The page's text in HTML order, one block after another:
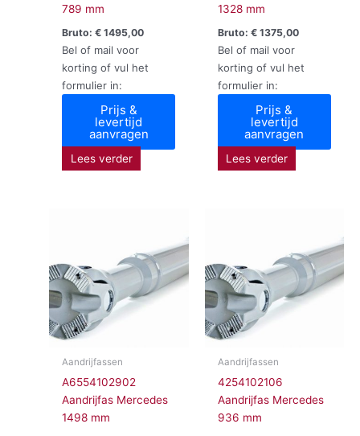
789 mm
Bruto:€ 1495,00
Bel of mail voor
korting of vul het
formulier in:
Prijs &
levertijd
aanvragen
Lees verder
1328 mm
Bruto: €1375,00
Bel of mail voor
korting of vul het
formulier in:
Prijs &
levertijd
aanvragen
Lees verder
Aandrijfassen
A6554102902
Aandrijfas Mercedes
1498 mm
Aandrijfassen
4254102106
Aandrijfas Mercedes
936 mm